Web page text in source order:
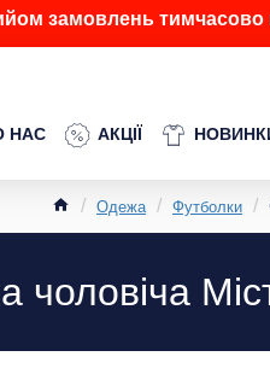
замовлень тимчасово
НАС АКЦІЇ
Одежа Футболки
чоловіча